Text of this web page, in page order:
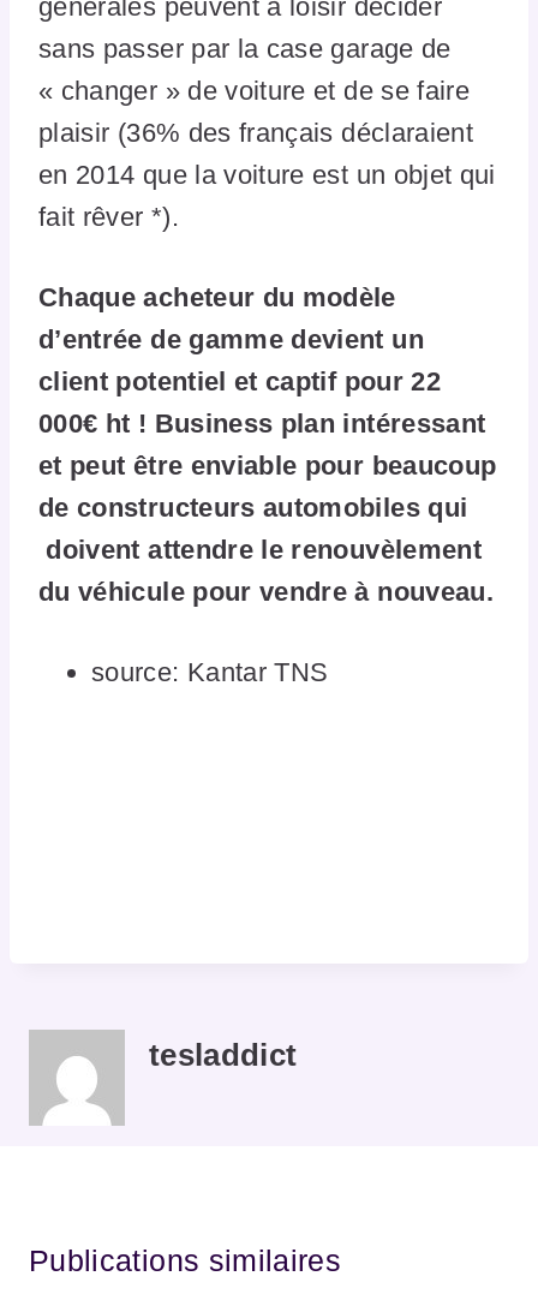
générales peuvent à loisir décider
sans passer par la case garage de
« changer » de voiture et de se faire
plaisir (36% des français déclaraient
en 2014 que la voiture est un objet qui
fait rêver *).
Chaque acheteur du modèle
d’entrée de gamme devient un
client potentiel et captif pour 22
000€ ht ! Business plan intéressant
et peut être enviable pour beaucoup
de constructeurs automobiles qui
doivent attendre le renouvèlement
du véhicule pour vendre à nouveau.
source: Kantar TNS
tesladdict
Publications similaires